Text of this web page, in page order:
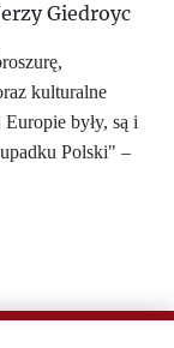
Giedroyc
kulturalne
były, są i
Polski" –